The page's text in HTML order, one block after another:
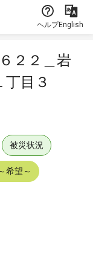
ヘルプEnglish
２２＿岩
目３
被災状況
希望～